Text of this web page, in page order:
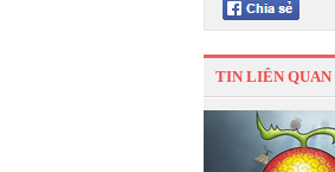
TIN LIÊN QUAN